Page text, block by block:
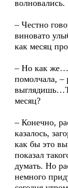
волновались.
– Честно
виновато
как месяц
– Но как же…
помолчала, –
месяц?
– Конечно,
казалось,
как бы это
показал
думать. Но
немного